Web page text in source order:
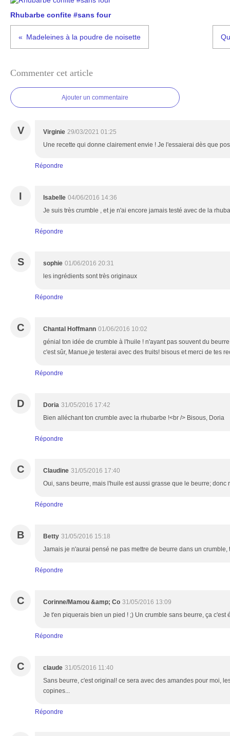
Rhubarbe confite #sans four
Madeleines à la poudre de noisette
Commenter cet article
Ajouter un commentaire
V Virginie 29/03/2021 01:25
Une recette qui donne clairement envie ! Je l'essaierai dès que
Répondre
I Isabelle 04/06/2016 14:36
Je suis très crumble , et je n'ai encore jamais testé avec de la
Répondre
S sophie 01/06/2016 20:31
les ingrédients sont très originaux
Répondre
C Chantal Hoffmann 01/06/2016 10:02
génial ton idée de crumble à l'huile ! n'ayant pas souvent du
c'est sûr, Manue,je testerai avec des fruits! bisous et merci de tes
Répondre
D Doria 31/05/2016 17:42
Bien alléchant ton crumble avec la rhubarbe !<br /> Bisous, Doria
Répondre
C Claudine 31/05/2016 17:40
Oui, sans beurre, mais l'huile est aussi grasse que le beurre; donc
Répondre
B Betty 31/05/2016 15:18
Jamais je n'aurai pensé ne pas mettre de beurre dans un crumble,
Répondre
C Corinne/Mamou &amp; Co 31/05/2016 13:09
Je t'en piquerais bien un pied ! ;) Un crumble sans beurre, ça c'est
Répondre
C claude 31/05/2016 11:40
Sans beurre, c'est original! ce sera avec des amandes pour moi,
copines...
Répondre